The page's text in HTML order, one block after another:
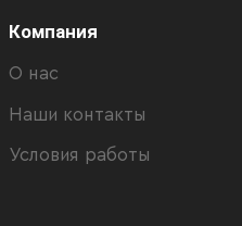
Компания
О нас
Наши контакты
Условия работы